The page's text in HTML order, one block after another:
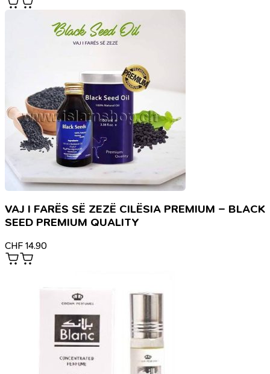
VAJ I FARËS SË ZEZË CILËSIA PREMIUM – BLACK
SEED PREMIUM QUALITY
CHF 14.90